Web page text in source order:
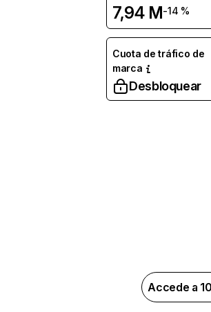
7,94 M-14 %
Cuota de tráfico de
marca
Desbloquear
Accede a